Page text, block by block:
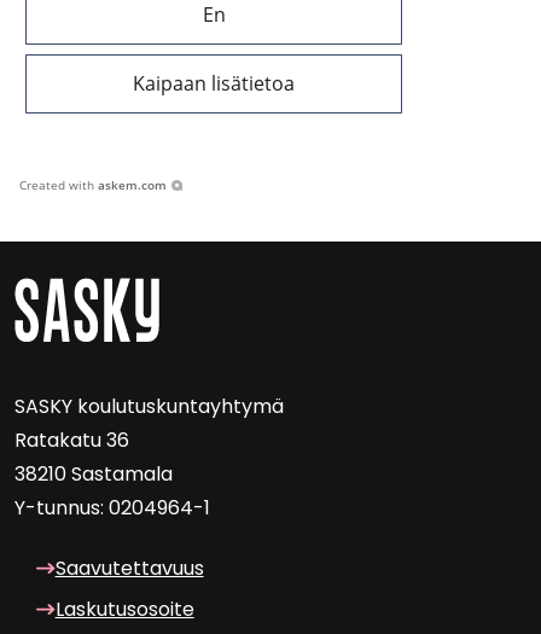
En
Kaipaan lisätietoa
Created with askem.com
SASKY kou­lu­tus­kun­tayh­ty­mä
Ra­ta­ka­tu 36
38210 Sas­ta­ma­la
Y-​tunnus: 0204964-1
Saa­vu­tet­ta­vuus
Las­ku­tuso­soi­te